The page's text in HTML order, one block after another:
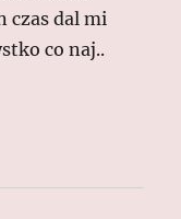
czas dal mi
co naj..